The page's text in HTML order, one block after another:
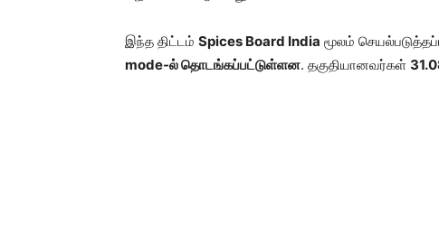
இந்த திட்டம் Spices Board India மூலம்
mode-ல் தொடங்கப்பட்டுள்ளன. தகுதியானவர்கள்